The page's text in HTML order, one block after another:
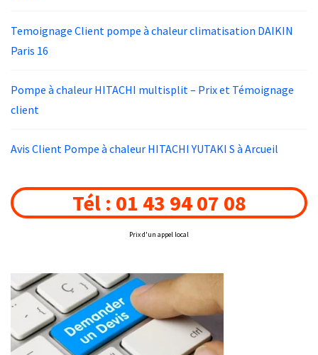
Temoignage Client pompe à chaleur climatisation DAIKIN
Paris 16
Pompe à chaleur HITACHI multisplit – Prix et Témoignage
client
Avis Client Pompe à chaleur HITACHI YUTAKI S à Arcueil
Tél : 01 43 94 07 08
Prix d'un appel local